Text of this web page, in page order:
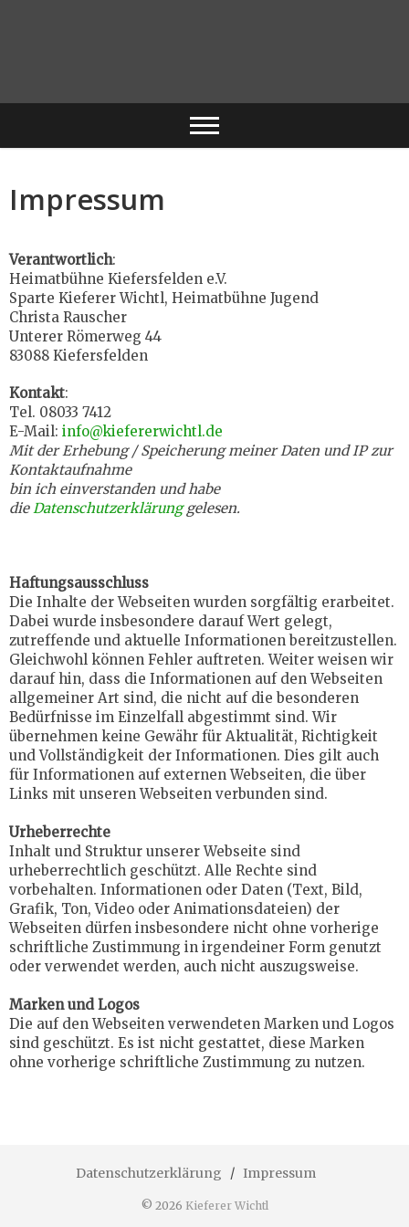
Impressum
Verantwortlich:
Heimatbühne Kiefersfelden e.V.
Sparte Kieferer Wichtl, Heimatbühne Jugend
Christa Rauscher
Unterer Römerweg 44
83088 Kiefersfelden
Kontakt:
Tel. 08033 7412
E-Mail: info@kiefererwichtl.de
Mit der Erhebung / Speicherung meiner Daten und IP zur
Kontaktaufnahme
bin ich einverstanden und habe
dieDatenschutzerklärunggelesen.
Haftungsausschluss
Die Inhalte der Webseiten wurden sorgfältig erarbeitet.
Dabei wurde insbesondere darauf Wert gelegt,
zutreffende und aktuelle Informationen bereitzustellen.
Gleichwohl können Fehler auftreten. Weiter weisen wir
darauf hin, dass die Informationen auf den Webseiten
allgemeiner Art sind, die nicht auf die besonderen
Bedürfnisse im Einzelfall abgestimmt sind. Wir
übernehmen keine Gewähr für Aktualität, Richtigkeit
und Vollständigkeit der Informationen. Dies gilt auch
für Informationen auf externen Webseiten, die über
Links mit unseren Webseiten verbunden sind.
Urheberrechte
Inhalt und Struktur unserer Webseite sind
urheberrechtlich geschützt. Alle Rechte sind
vorbehalten. Informationen oder Daten (Text, Bild,
Grafik, Ton, Video oder Animationsdateien) der
Webseiten dürfen insbesondere nicht ohne vorherige
schriftliche Zustimmung in irgendeiner Form genutzt
oder verwendet werden, auch nicht auszugsweise.
Marken und Logos
Die auf den Webseiten verwendeten Marken und Logos
sind geschützt. Es ist nicht gestattet, diese Marken
ohne vorherige schriftliche Zustimmung zu nutzen.
Datenschutzerklärung Impressum
© 2026 Kieferer Wichtl